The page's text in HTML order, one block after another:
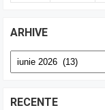
ARHIVE
Arhive
RECENTE